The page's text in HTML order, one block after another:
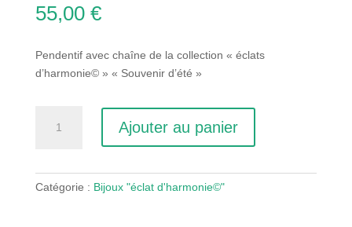
55,00 €
Pendentif avec chaîne de la collection « éclats
d’harmonie© » « Souvenir d’été »
d'été"
Ajouter au panier
Catégorie : Bijoux "éclat d'harmonie©"